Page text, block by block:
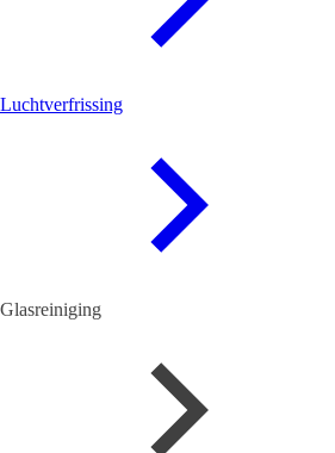
Luchtverfrissing
Glasreiniging